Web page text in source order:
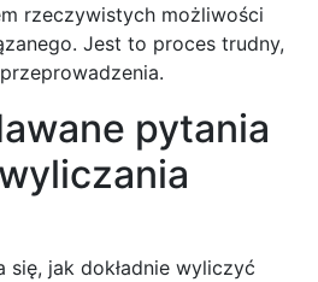
rzeczywistych możliwości
Jest to proces trudny,
pytania
się, jak dokładnie wyliczyć